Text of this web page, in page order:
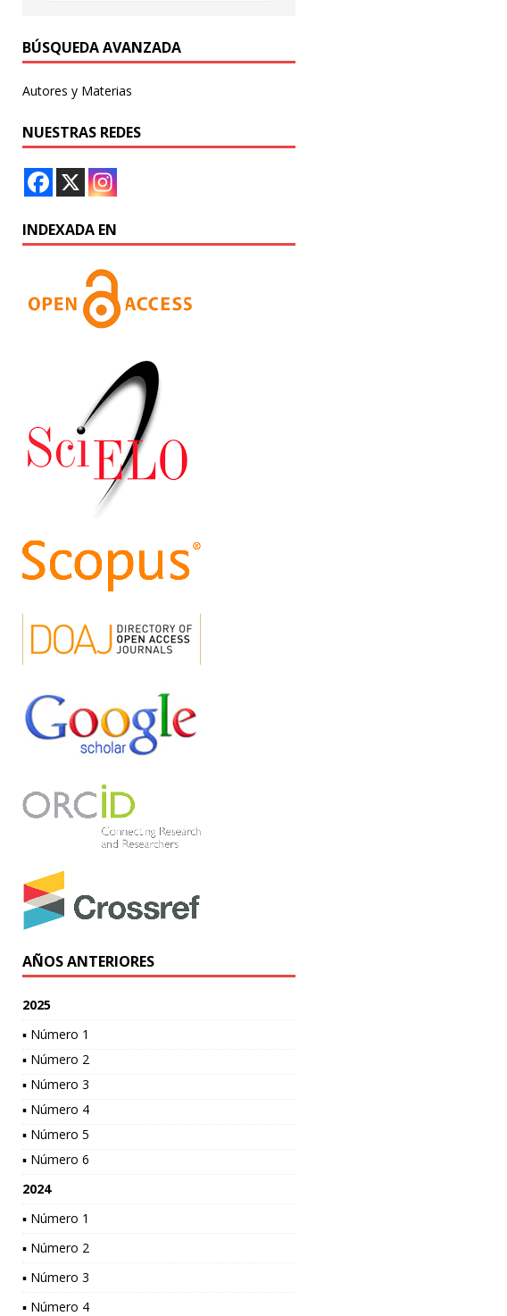
BÚSQUEDA AVANZADA
Autores y Materias
NUESTRAS REDES
INDEXADA EN
AÑOS ANTERIORES
2025
▪ Número 1
▪ Número 2
▪ Número 3
▪ Número 4
▪ Número 5
▪ Número 6
2024
▪ Número 1
▪ Número 2
▪ Número 3
▪ Número 4